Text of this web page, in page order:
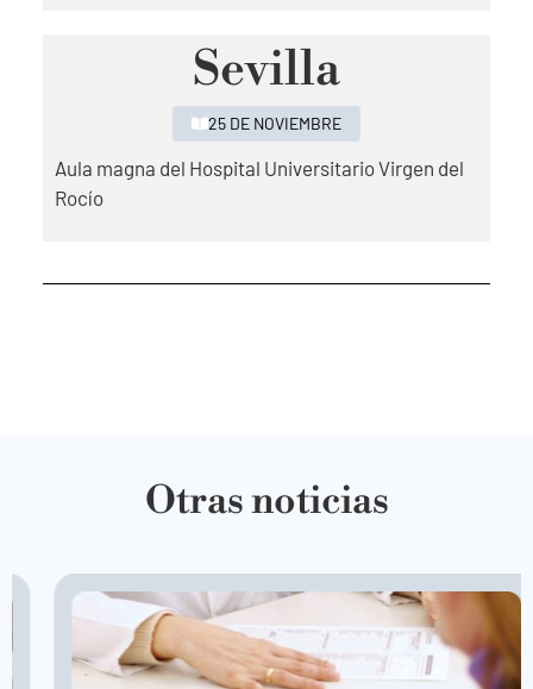
Sevilla
25 DE NOVIEMBRE
Aula magna del Hospital Universitario Virgen del
Rocío
Otras noticias